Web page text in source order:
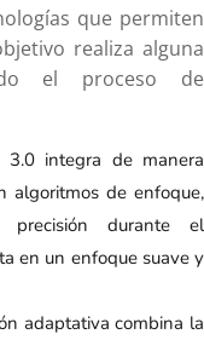
que permiten
realiza alguna
el proceso de
3.0 integra de manera
algoritmos de enfoque,
precisión durante el
en un enfoque suave y
adaptativa combina la